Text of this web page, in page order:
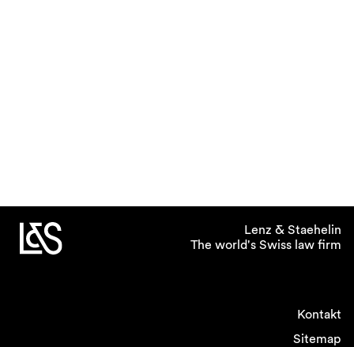
Lenz & Staehelin
The world's Swiss law firm
Kontakt
Sitemap